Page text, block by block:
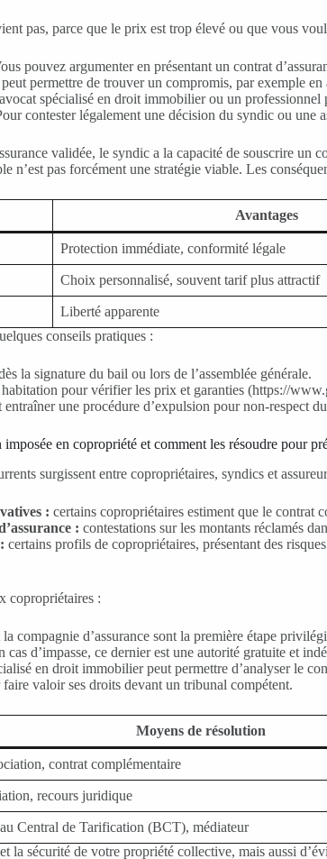
pas, parce que le prix est trop élevé ou que vous
pouvez argumenter en présentant un contrat
permettre de trouver un compromis, par exemple
spécialisé en droit immobilier ou un professionnel
contester légalement une décision du syndic ou une
validée, le syndic a la capacité de souscrire
n’est pas forcément une stratégie viable. Les
Avantages
Protection immédiate, conformité légale
Choix personnalisé, souvent tarif plus attractif
Liberté apparente
conseils pratiques :
la signature du bail ou lors de l’assemblée générale.
habitation pour vérifier les prix et garanties (https://
une procédure d’expulsion pour non-respect
en copropriété et comment les résoudre pour
surgissent entre copropriétaires, syndics et
: certains copropriétaires estiment que le
: contestations sur les montants réclamés
certains profils de copropriétaires, présentant des
copropriétaires :
compagnie d’assurance sont la première étape
cas d’impasse, ce dernier est une autorité gratuite et
en droit immobilier peut permettre d’analyser le
valoir ses droits devant un tribunal compétent.
Moyens de résolution
contrat complémentaire
recours juridique
Central de Tarification (BCT), médiateur
la sécurité de votre propriété collective, mais aussi